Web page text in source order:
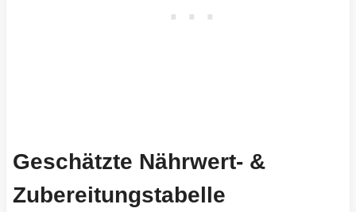
Geschätzte Nährwert- &
Zubereitungstabelle